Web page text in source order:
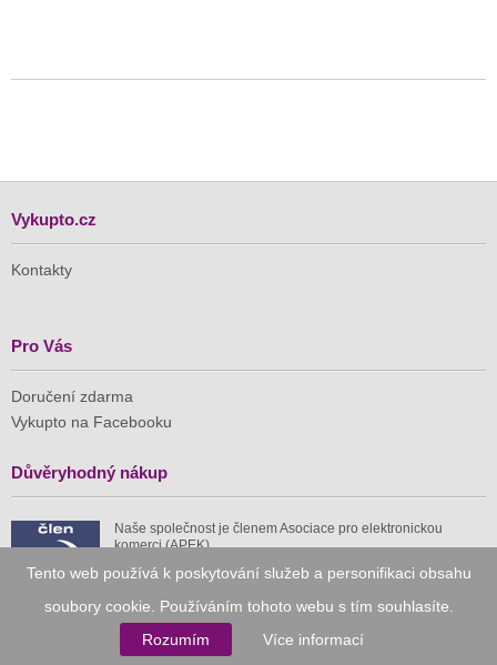
Tento web používá k poskytování služeb a personifikaci obsahu
soubory cookie. Používáním tohoto webu s tím souhlasíte.
Rozumím
Více informací
Vykupto.cz
Kontakty
Pro Vás
Doručení zdarma
Vykupto na Facebooku
Důvěryhodný nákup
Naše společnost je členem Asociace pro elektronickou
komerci (APEK)